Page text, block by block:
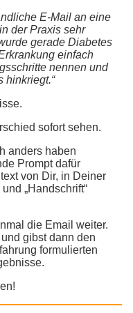
E-Mail an eine
der Praxis sehr
gerade Diabetes
einfach
nennen und
hinkriegt.“
sofort sehen.
anders haben
Prompt dafür
von Dir, in Deiner
„Handschrift“
die Email weiter.
gibst dann den
formulierten